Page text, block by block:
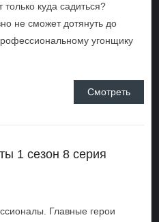
куда садиться?
не сможет дотянуть до
угонщику
Смотреть
1 сезон 8 серия
Главные герои